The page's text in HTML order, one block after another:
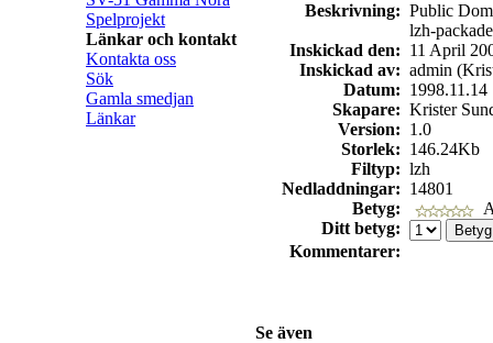
Spelprojekt
Länkar och kontakt
Kontakta oss
Sök
Gamla smedjan
Länkar
Beskrivning: Public
lzh-
Inskickad den: 11 April
Inskickad av: admin
Datum: 1998.11.14
Skapare: Krister
Version: 1.0
Storlek: 146.24Kb
Filtyp: lzh
Nedladdningar: 14801
Betyg:
Ditt betyg:
Kommentarer:
Se även